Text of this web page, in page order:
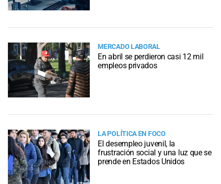
MERCADO LABORAL
En abril se perdieron casi 12 mil
empleos privados
LA POLÍTICA EN FOCO
El desempleo juvenil, la
frustración social y una luz que se
prende en Estados Unidos